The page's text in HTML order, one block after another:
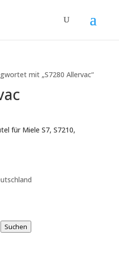
mit „S7280 Allervac“
für Miele S7, S7210,
Suchen